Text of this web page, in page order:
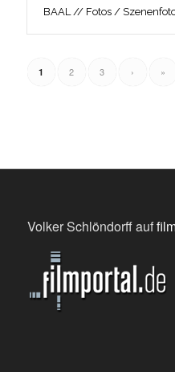
BAAL // Fotos /
1 2 3 › »
Volker Schlöndorff auf